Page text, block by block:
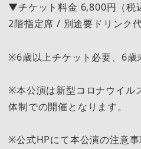
▼チケット料金 6,800円（税
2階指定席 / 別途要ド
※6歳以上チケット必要、6
※本公演は新型コロナウイル
体制での開催となります
※公式HPにて本公演の注意